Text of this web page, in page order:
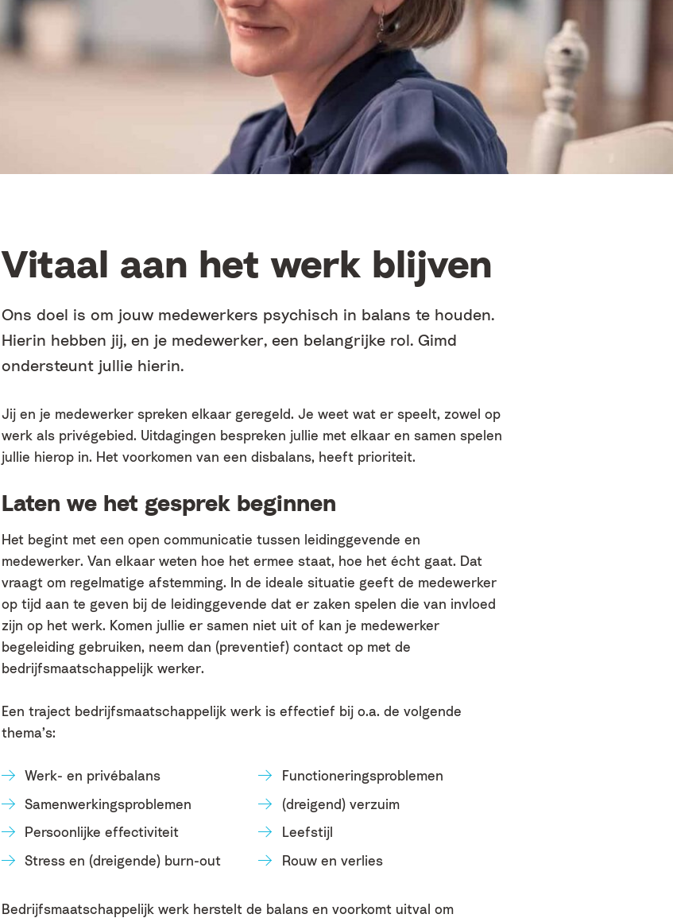
Vitaal aan het werk blijven
Ons doel is om jouw medewerkers psychisch in balans te houden.
Hierin hebben jij, en je medewerker, een belangrijke rol. Gimd
ondersteunt jullie hierin.
Jij en je medewerker spreken elkaar geregeld. Je weet wat er speelt, zowel op
werk als privégebied. Uitdagingen bespreken jullie met elkaar en samen spelen
jullie hierop in. Het voorkomen van een disbalans, heeft prioriteit.
Laten we het gesprek beginnen
Het begint met een open communicatie tussen leidinggevende en
medewerker. Van elkaar weten hoe het ermee staat, hoe het écht gaat. Dat
vraagt om regelmatige afstemming. In de ideale situatie geeft de medewerker
op tijd aan te geven bij de leidinggevende dat er zaken spelen die van invloed
zijn op het werk. Komen jullie er samen niet uit of kan je medewerker
begeleiding gebruiken, neem dan (preventief) contact op met de
bedrijfsmaatschappelijk werker.
Een traject bedrijfsmaatschappelijk werk is effectief bij o.a. de volgende
thema’s:
Werk- en privébalans
Samenwerkingsproblemen
Persoonlijke effectiviteit
Stress en (dreigende) burn-out
Functioneringsproblemen
(dreigend) verzuim
Leefstijl
Rouw en verlies
Bedrijfsmaatschappelijk werk herstelt de balans en voorkomt uitval om